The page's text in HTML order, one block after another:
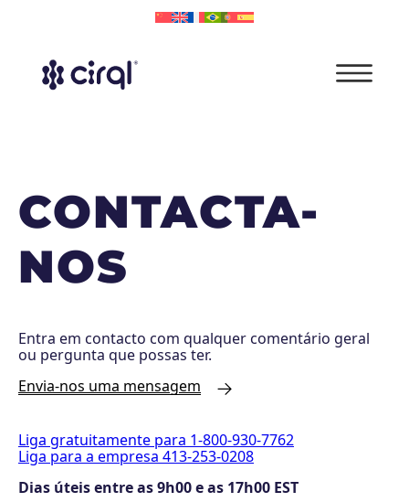
CONTACTA-
NOS
Entra em contacto com qualquer comentário geral
ou pergunta que possas ter.
Envia-nos uma mensagem
Liga gratuitamente para 1-800-930-7762
Liga para a empresa 413-253-0208
Dias úteis entre as 9h00 e as 17h00 EST